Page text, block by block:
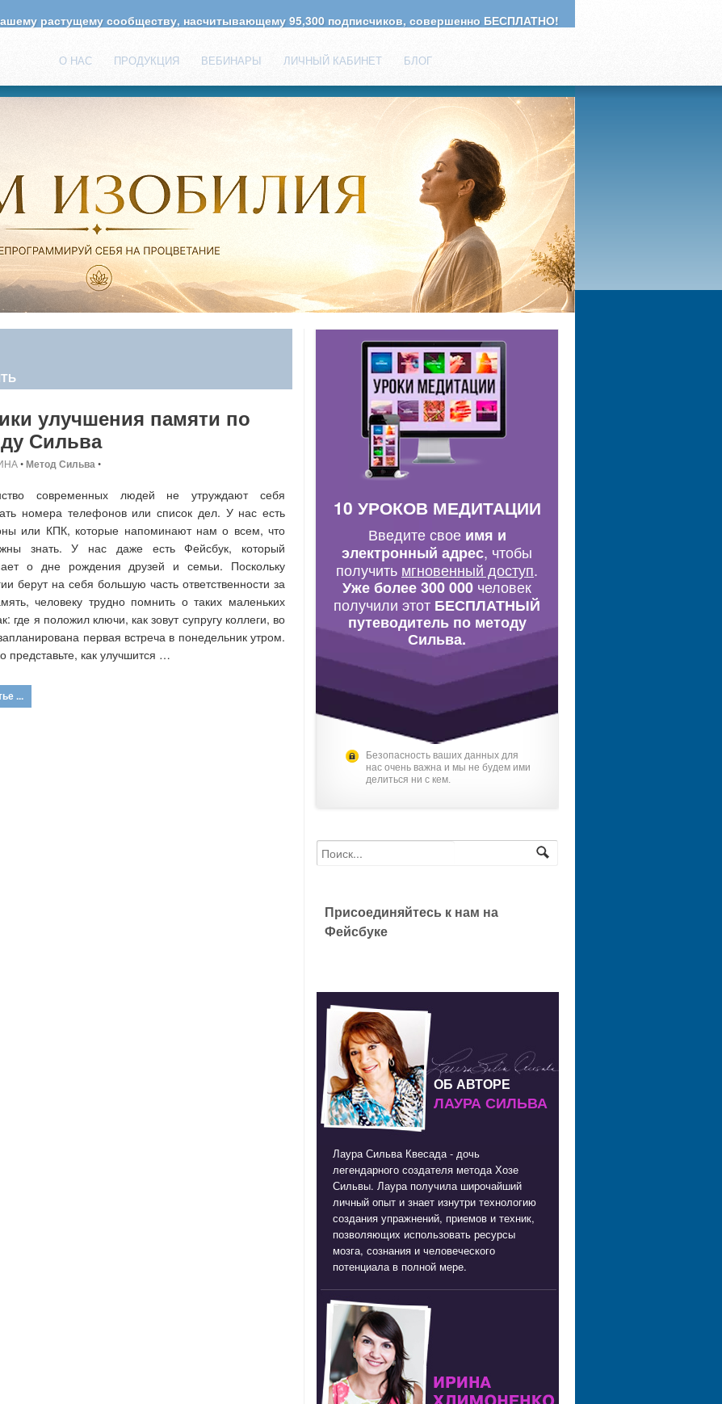
О НАС ПРОДУКЦИЯ ВЕБИНАРЫ ЛИЧНЫЙ КАБИНЕТ БЛОГ
растущему сообществу, насчитывающему 95,300 подписчиков, совершенно БЕСПЛАТНО!
улучшения памяти по
Сильва
•Метод Сильва•
современных людей не утруждают себя
номера телефонов или список дел. У нас есть
или КПК, которые напоминают нам о всем, что
знать. У нас даже есть Фейсбук, который
о дне рождения друзей и семьи. Поскольку
берут на себя большую часть ответственности за
человеку трудно помнить о таких маленьких
где я положил ключи, как зовут супругу коллеги, во
первая встреча в понедельник утром.
представьте, как улучшится …
...
10 УРОКОВ МЕДИТАЦИИ
Введите свое имя и
электронный адрес, чтобы
получить мгновенный доступ.
Уже более 300 000 человек
получили этот БЕСПЛАТНЫЙ
путеводитель по методу
Сильва.
Безопасность ваших данных для
нас очень важна и мы не будем ими
делиться ни с кем.
Присоединяйтесь к нам на
Фейсбуке
ОБ АВТОРЕ
ЛАУРА СИЛЬВА
Лаура Сильва Квесада - дочь
легендарного создателя метода Хозе
Сильвы. Лаура получила широчайший
личный опыт и знает изнутри технологию
создания упражнений, приемов и техник,
позволяющих использовать ресурсы
мозга, сознания и человеческого
потенциала в полной мере.